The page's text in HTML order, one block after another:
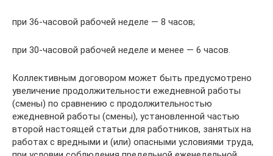
при 36-часовой рабочей неделе — 8 часов;
при 30-часовой рабочей неделе и менее — 6 часов.
Коллективным договором может быть предусмотрено
увеличение продолжительности ежедневной работы
(смены) по сравнению с продолжительностью
ежедневной работы (смены), установленной частью
второй настоящей статьи для работников, занятых на
работах с вредными и (или) опасными условиями труда,